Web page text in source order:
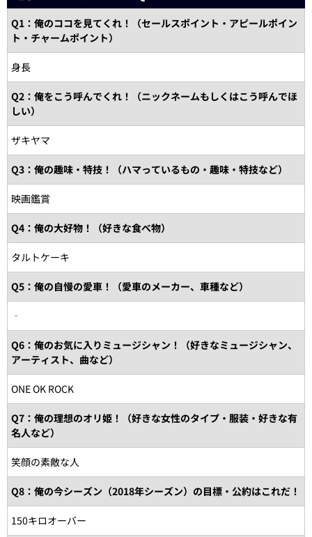
Q1：俺のココを見てくれ！（セールスポイント・アピールポイン
ト・チャームポイント）
身長
Q2：俺をこう呼んでくれ！（ニックネームもしくはこう呼んでほ
しい）
ザキヤマ
Q3：俺の趣味・特技！（ハマっているもの・趣味・特技など）
映画鑑賞
Q4：俺の大好物！（好きな食べ物）
タルトケーキ
Q5：俺の自慢の愛車！（愛車のメーカー、車種など）
‐
Q6：俺のお気に入りミュージシャン！（好きなミュージシャン、
アーティスト、曲など）
ONE OK ROCK
Q7：俺の理想のオリ姫！（好きな女性のタイプ・服装・好きな有
名人など）
笑顔の素敵な人
Q8：俺の今シーズン（2018年シーズン）の目標・公約はこれだ！
150キロオーバー